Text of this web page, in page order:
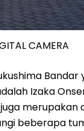
CAMERA
Izaka
beberapa